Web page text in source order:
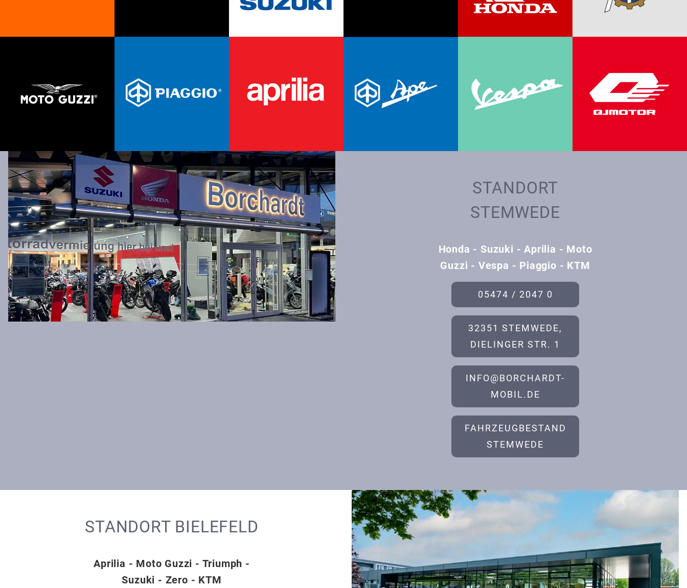
STANDORT
STEMWEDE
Honda - Suzuki - Aprilia - Moto
Guzzi - Vespa - Piaggio - KTM
05474 / 2047 0
32351 STEMWEDE,
DIELINGER STR. 1
INFO@BORCHARDT-
MOBIL.DE
FAHRZEUGBESTAND
STEMWEDE
STANDORT BIELEFELD
Aprilia - Moto Guzzi - Triumph -
Suzuki - Zero - KTM